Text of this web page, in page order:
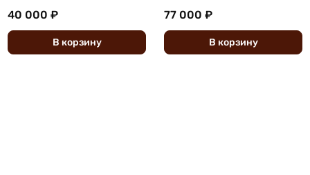
40 000 ₽
В корзину
77 000 ₽
В корзину